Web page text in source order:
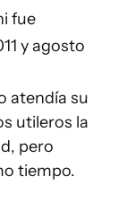
fue
y agosto
atendía su
utileros la
pero
tiempo.